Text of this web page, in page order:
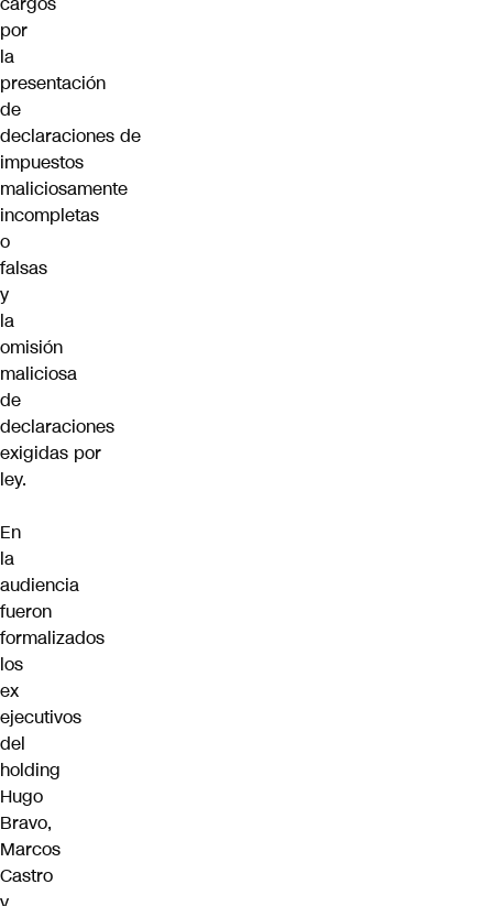
por
la
presentación
de
declaraciones de
impuestos
maliciosamente
incompletas
o
falsas
y
la
omisión
maliciosa
de
declaraciones
exigidas por
ley.
En
la
audiencia
fueron
formalizados
los
ex
ejecutivos
del
holding
Hugo
Bravo,
Marcos
Castro